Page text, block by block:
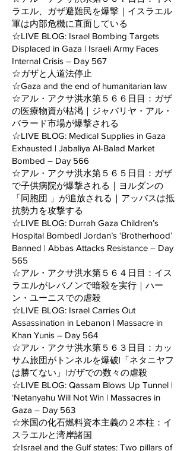
ラエル、ガザ避難民を爆撃｜イスラエル
軍は内部危機に直面している
☆LIVE BLOG: Israel Bombing Targets
Displaced in Gaza | Israeli Army Faces
Internal Crisis – Day 567
☆ガザと人道法停止
☆Gaza and the end of humanitarian law
☆アル・アクサ洪水第５６６日目：ガザ
の医療物資が枯渇｜ジャバリヤ・アル・
バラード市場が爆撃される
☆LIVE BLOG: Medical Supplies in Gaza
Exhausted | Jabaliya Al-Balad Market
Bombed – Day 566
☆アル・アクサ洪水第５６５日目：ガザ
で子供病院が爆撃される｜ヨルダンの
「同胞団 」が追放される｜アッバスは抵
抗勢力を攻撃する
☆LIVE BLOG: Durrah Gaza Children’s
Hospital Bombed| Jordan’s ‘Brotherhood’
Banned | Abbas Attacks Resistance – Day
565
☆アル・アクサ洪水第５６４日目：イス
ラエルがレバノンで暗殺を実行｜ハー
ン・ユーニスでの虐殺
☆LIVE BLOG: Israel Carries Out
Assassination in Lebanon | Massacre in
Khan Yunis – Day 564
☆アル・アクサ洪水第５６３日目：カッ
サム旅団がトンネルを爆破|「ネタニヤフ
は勝てない」|ガザでの数々の虐殺
☆LIVE BLOG: Qassam Blows Up Tunnel |
‘Netanyahu Will Not Win | Massacres in
Gaza – Day 563
☆米国の化石燃料資本主義の２本柱：イ
スラエルと湾岸諸国
☆Israel and the Gulf states: Two pillars of